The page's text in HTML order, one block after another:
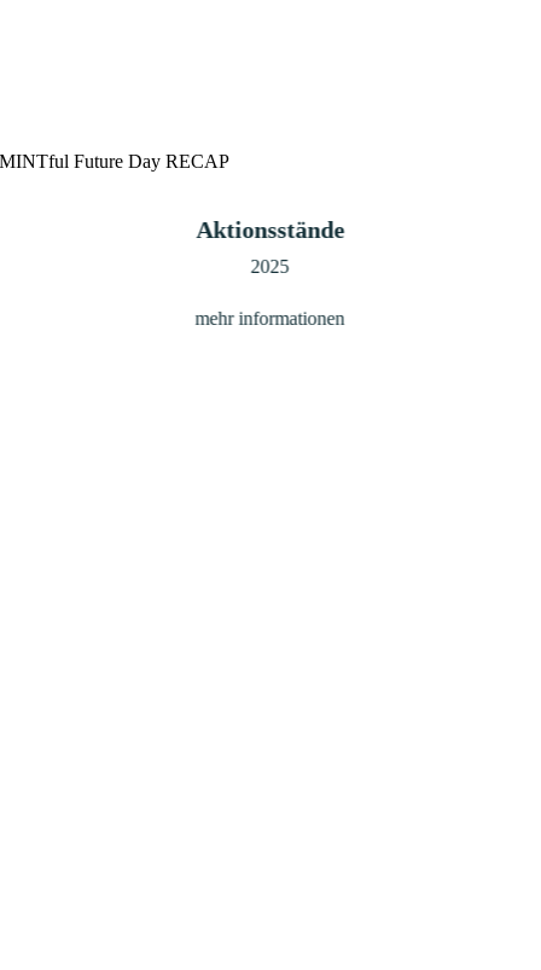
MINTful Future Day RECAP
Aktionsstände
2025
mehr informationen